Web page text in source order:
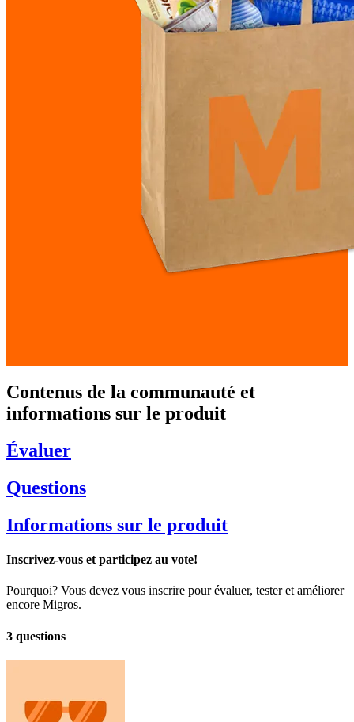
Contenus de la communauté et
informations sur le produit
Évaluer
Questions
Informations sur le produit
Inscrivez-vous et participez au vote!
Pourquoi? Vous devez vous inscrire pour évaluer, tester et améliorer
encore Migros.
3 questions